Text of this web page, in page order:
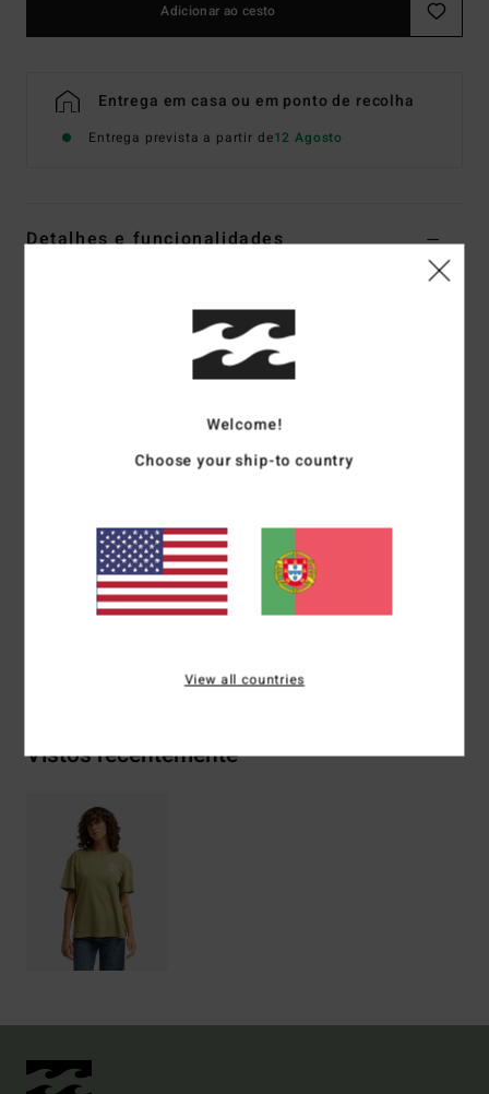
Adicionar ao cesto
Entrega em casa ou em ponto de recolha
Entrega prevista a partir de12 Agosto
Detalhes e funcionalidades
Código de Cor
Moletom ecológico escovado
Forma da parte de baixo:
regular
Tecido de moletom com capuz
Materiais[Tecido principal] 55% algodão, 25% algodão
reciclado, 20% poliéster reciclado
Vistos recentemente
Welcome!
Choose your ship-to country
View all countries